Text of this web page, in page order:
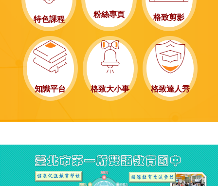
特色課程
粉絲專頁 格致剪影
知識平台 格致大小事 格致達人秀